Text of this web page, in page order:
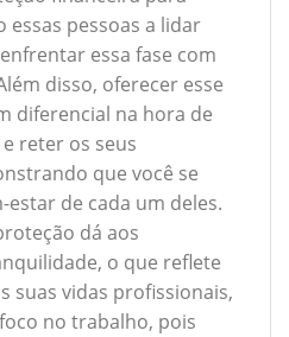
pessoas a lidar
essa fase com
disso, oferecer esse
diferencial na hora de
reter os seus
que você se
de cada um deles.
dá aos
o que reflete
suas vidas profissionais,
no trabalho, pois